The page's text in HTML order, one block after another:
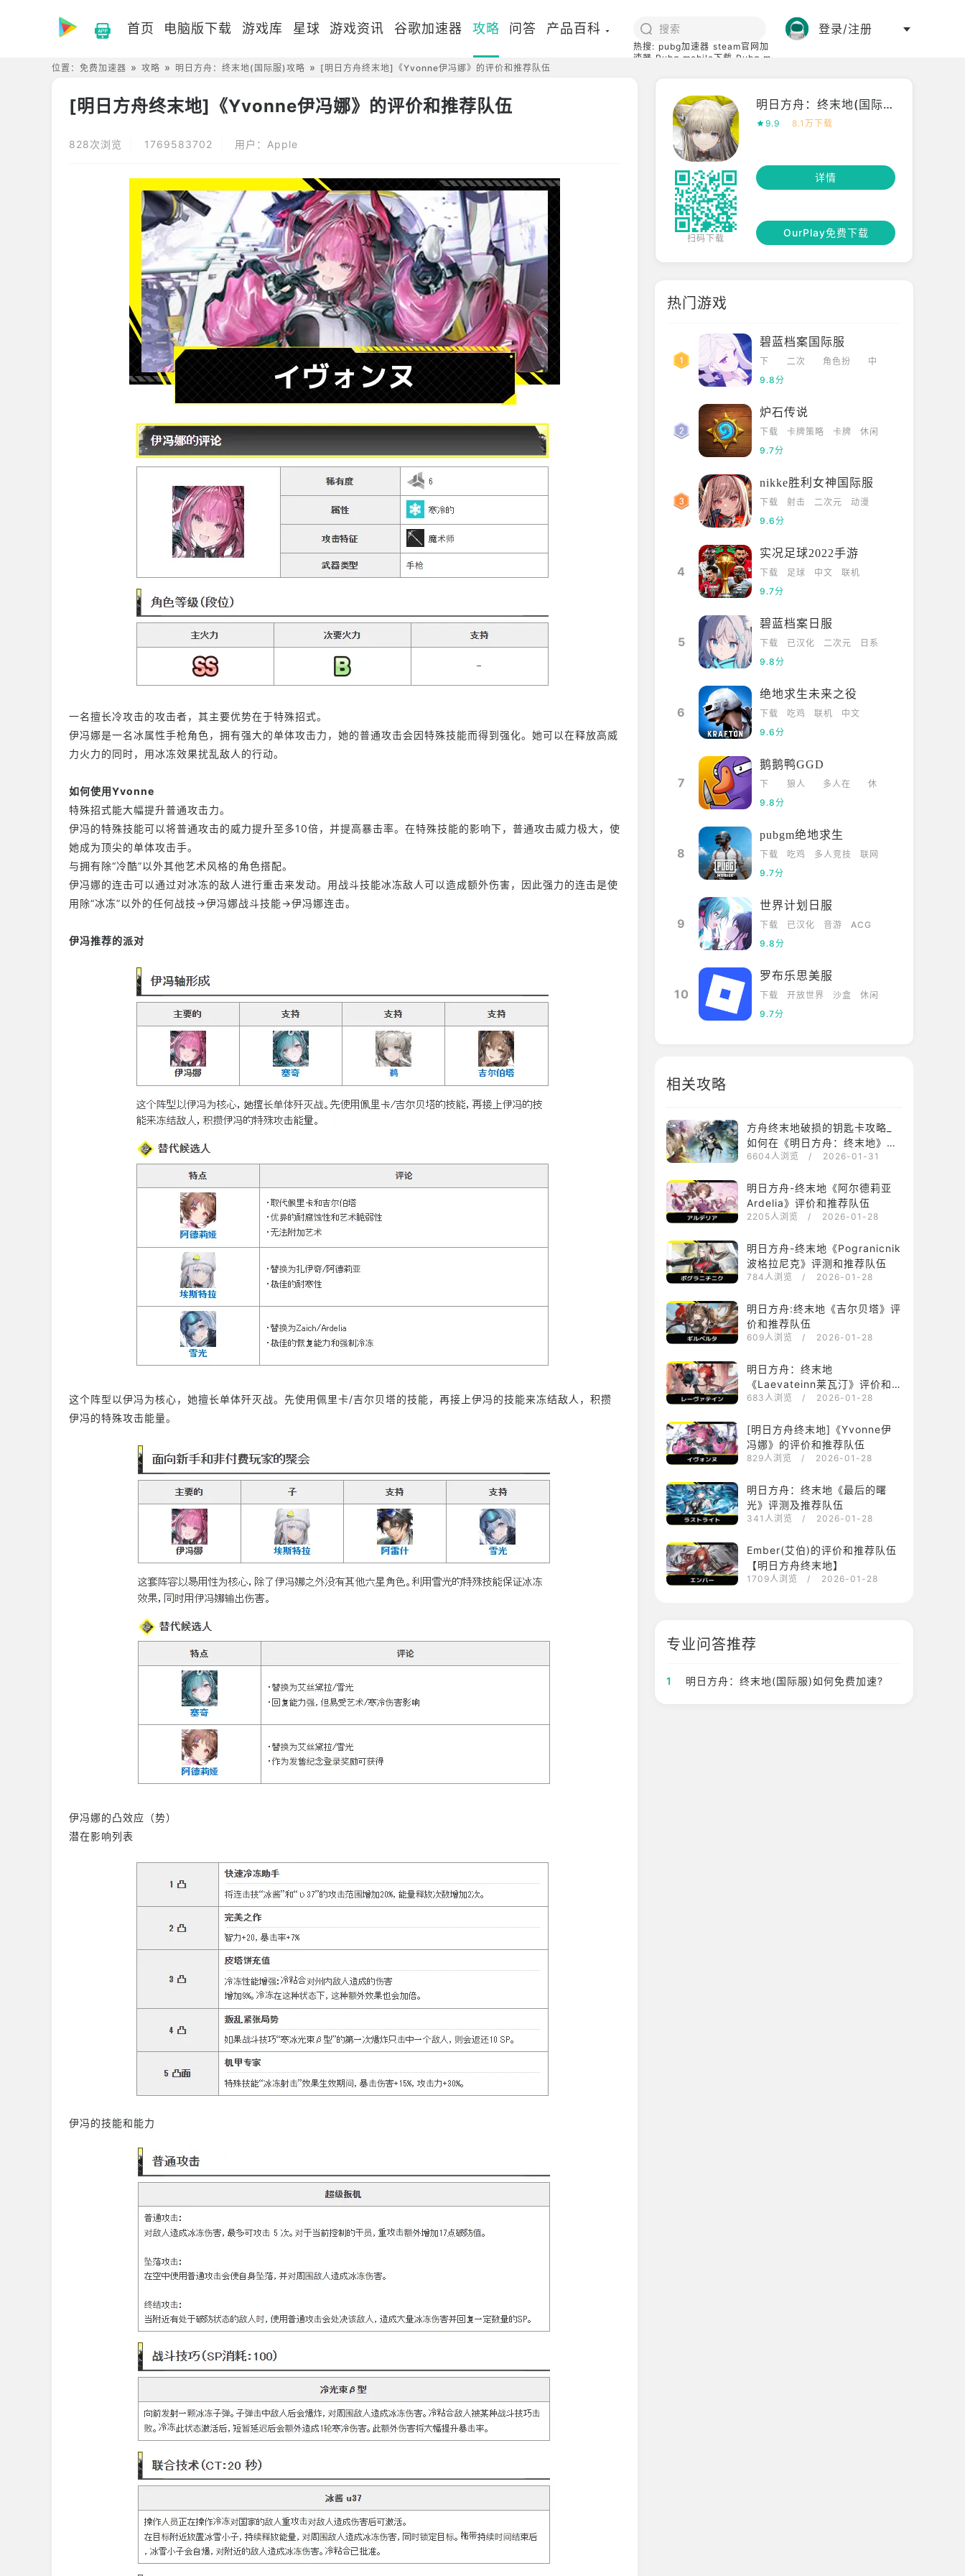
首页 电脑版下载 游戏库 星球 游戏资讯 谷歌加速器 攻略 问答 产品百科
热搜: pubg加速器 steam官网加
速器 Pubg mobile下载 Pubg m
登录/注册
位置： 免费加速器 攻略 明日方舟：终末地(国际服)攻略 [明日方舟终末地]《Yvonne伊冯娜》的评价和推荐队伍
[明日方舟终末地]《Yvonne伊冯娜》的评价和推荐队伍
828次浏览 1769583702 用户：Apple
一名擅长冷攻击的攻击者，其主要优势在于特殊招式。
伊冯娜是一名冰属性手枪角色，拥有强大的单体攻击力，她的普通攻击会因特殊技能而得到强化。她可以在释放高威
力火力的同时，用冰冻效果扰乱敌人的行动。
如何使用Yvonne
特殊招式能大幅提升普通攻击力。
伊冯的特殊技能可以将普通攻击的威力提升至多10倍，并提高暴击率。在特殊技能的影响下，普通攻击威力极大，使
她成为顶尖的单体攻击手。
与拥有除“冷酷”以外其他艺术风格的角色搭配。
伊冯娜的连击可以通过对冰冻的敌人进行重击来发动。用战斗技能冰冻敌人可以造成额外伤害，因此强力的连击是使
用除“冰冻”以外的任何战技→伊冯娜战斗技能→伊冯娜连击。
伊冯推荐的派对
这个阵型以伊冯为核心，她擅长单体歼灭战。先使用佩里卡/吉尔贝塔的技能，再接上伊冯的技能来冻结敌人，积攒
伊冯的特殊攻击能量。
伊冯娜的凸效应（势）
潜在影响列表
伊冯的技能和能力
扫码下载
明日方舟：终末地(国际服)
9.9 8.1万下载
详情
OurPlay免费下载
热门游戏
碧蓝档案国际服
下
载
二次
角色扮
中
9.8分
炉石传说
下载 卡牌策略 卡牌
休闲
9.7分
nikke胜利女神国际服
下载 射击 二次元
动漫
9.6分
4
实况足球2022手游
下载 足球 中文
联机
9.7分
5
碧蓝档案日服
下载 已汉化 二次元
日系
9.8分
6
绝地求生未来之役
下载 吃鸡 联机
中文
9.6分
7
鹅鹅鸭GGD
下
载
狼人
多人在
休
9.8分
8
pubgm绝地求生
下载 吃鸡 多人竞技
联网
9.7分
9
世界计划日服
下载 已汉化 音游
ACG
9.8分
10
罗布乐思美服
下载 开放世界 沙盒
休闲
9.7分
相关攻略
方舟终末地破损的钥匙卡攻略_
如何在《明日方舟：终末地》中
获得破损的钥匙卡
6604人浏览 / 2026-01-31
明日方舟-终末地《阿尔德莉亚
Ardelia》评价和推荐队伍
2205人浏览 / 2026-01-28
明日方舟-终末地《Pogranicnik
波格拉尼克》评测和推荐队伍
784人浏览 / 2026-01-28
明日方舟:终末地《吉尔贝塔》评
价和推荐队伍
609人浏览 / 2026-01-28
明日方舟：终末地
《Laevateinn莱瓦汀》评价和
推荐阵容
683人浏览 / 2026-01-28
[明日方舟终末地]《Yvonne伊
冯娜》的评价和推荐队伍
829人浏览 / 2026-01-28
明日方舟：终末地《最后的曙
光》评测及推荐队伍
341人浏览 / 2026-01-28
Ember(艾伯)的评价和推荐队伍
【明日方舟终末地】
1709人浏览 / 2026-01-28
专业问答推荐
1 明日方舟：终末地(国际服)如何免费加速?